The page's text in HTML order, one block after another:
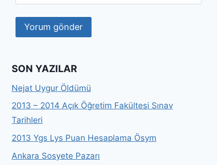
SON YAZILAR
Nejat Uygur Öldümü
2013 – 2014 Açık Öğretim Fakültesi Sınav
Tarihleri
2013 Ygs Lys Puan Hesaplama Ösym
Ankara Sosyete Pazarı